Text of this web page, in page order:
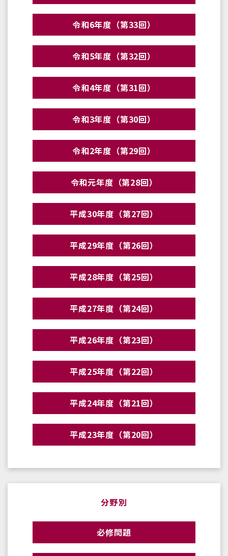
令和6年度（第33回）
令和5年度（第32回）
令和4年度（第31回）
令和3年度（第30回）
令和2年度（第29回）
令和元年度（第28回）
平成30年度（第27回）
平成29年度（第26回）
平成28年度（第25回）
平成27年度（第24回）
平成26年度（第23回）
平成25年度（第22回）
平成24年度（第21回）
平成23年度（第20回）
分野別
必修問題